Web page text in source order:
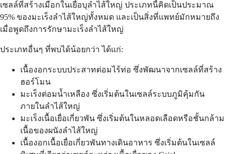
เซลล์ที่สร้างเมือกในเยื่อบุลำไส้ใหญ่ ประเภทนี้คิดเป็นประมาณ
95% ของมะเร็งลำไส้ใหญ่ทั้งหมด และเป็นสิ่งที่แพทย์มักหมายถึง
เมื่อพูดถึงการรักษามะเร็งลำไส้ใหญ่
ประเภทอื่นๆ ที่พบได้น้อยกว่า ได้แก่:
เนื้องอกระบบประสาทต่อมไร้ท่อ ซึ่งพัฒนาจากเซลล์ที่สร้าง
ฮอร์โมน
มะเร็งต่อมน้ำเหลือง ซึ่งเริ่มต้นในเซลล์ระบบภูมิคุ้มกัน
ภายในลำไส้ใหญ่
มะเร็งเนื้อเยื่อเกี่ยวพัน ซึ่งเริ่มต้นในหลอดเลือดหรือชั้นกล้าม
เนื้อของผนังลำไส้ใหญ่
เนื้องอกเนื้อเยื่อเกี่ยวพันทางเดินอาหาร ซึ่งเริ่มต้นในเซลล์